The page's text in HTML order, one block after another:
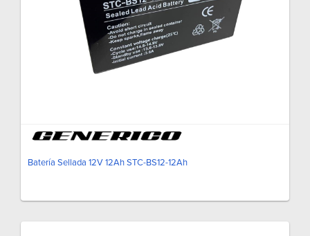
Batería Sellada 12V 12Ah STC-BS12-12Ah